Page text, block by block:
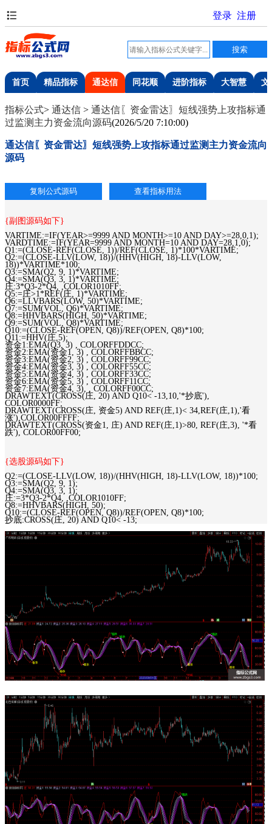
首页 精品指标 通达信 同花顺 进阶指标 大智慧 文
指标公式> 通达信 > 通达信〖资金雷达〗短线强势上攻指标通
过监测主力资金流向源码(2026/5/20 7:10:00)
通达信〖资金雷达〗短线强势上攻指标通过监测主力资金流向
源码
{副图源码如下}
VARTIME:=IF(YEAR>=9999 AND MONTH>=10 AND DAY>=28,0,1);
VARDTIME:=IF(YEAR=9999 AND MONTH=10 AND DAY=28,1,0);
Q1:=(CLOSE-REF(CLOSE, 1))/REF(CLOSE, 1)*100*VARTIME;
Q2:=(CLOSE-LLV(LOW, 18))/(HHV(HIGH, 18)-LLV(LOW,
18))*VARTIME*100;
Q3:=SMA(Q2, 9, 1)*VARTIME;
Q4:=SMA(Q3, 3, 1)*VARTIME;
庄:3*Q3-2*Q4, ,COLOR1010FF;
Q5:=庄>1*REF(庄, 1)*VARTIME;
Q6:=LLVBARS(LOW, 50)*VARTIME;
Q7:=SUM(VOL, Q6)*VARTIME;
Q8:=HHVBARS(HIGH, 50)*VARTIME;
Q9:=SUM(VOL, Q8)*VARTIME;
Q10:=(CLOSE-REF(OPEN, Q8))/REF(OPEN, Q8)*100;
Q11:=HHV(庄,5);
资金1:EMA(Q3, 3) , COLORFFDDCC;
资金2:EMA(资金1, 3) , COLORFFBBCC;
资金3:EMA(资金2, 3) , COLORFF99CC;
资金4:EMA(资金3, 3) , COLORFF55CC;
资金5:EMA(资金4, 3) , COLORFF33CC;
资金6:EMA(资金5, 3) , COLORFF11CC;
资金7:EMA(资金4, 3), , COLORFF00CC;
DRAWTEXT(CROSS(庄, 20) AND Q10< -13,10,'*抄底'),
COLOR0000FF;
DRAWTEXT(CROSS(庄, 资金5) AND REF(庄,1)< 34,REF(庄,1),'看
涨'),COLOR00FFFF;
DRAWTEXT(CROSS(资金1, 庄) AND REF(庄,1)>80, REF(庄,3), '*看
跌'), COLOR00FF00;
{选股源码如下}
Q2:=(CLOSE-LLV(LOW, 18))/(HHV(HIGH, 18)-LLV(LOW, 18))*100;
Q3:=SMA(Q2, 9, 1);
Q4:=SMA(Q3, 3, 1);
庄:=3*Q3-2*Q4, ,COLOR1010FF;
Q8:=HHVBARS(HIGH, 50);
Q10:=(CLOSE-REF(OPEN, Q8))/REF(OPEN, Q8)*100;
抄底:CROSS(庄, 20) AND Q10< -13;